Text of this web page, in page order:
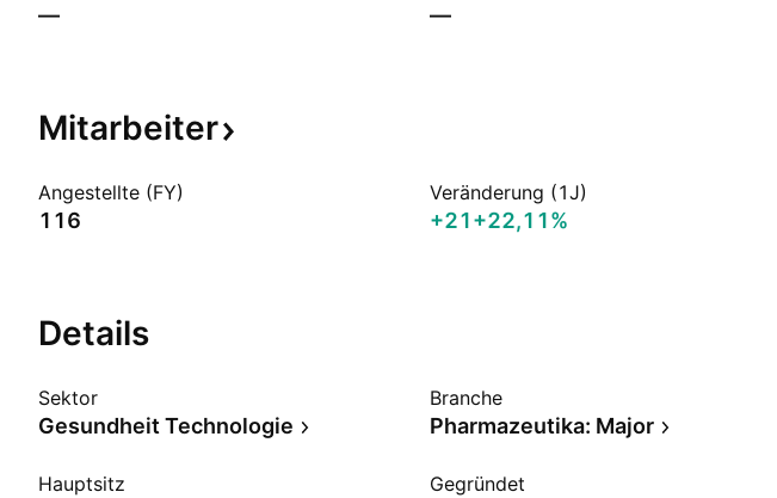
— —
Mitarbeiter
Angestellte (FY)
116
Veränderung (1J)
+21+22,11%
Details
Sektor
Gesundheit Technologie
Branche
Pharmazeutika: Major
Hauptsitz Gegründet